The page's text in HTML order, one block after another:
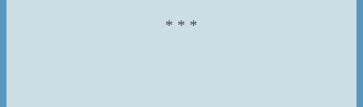
* * *